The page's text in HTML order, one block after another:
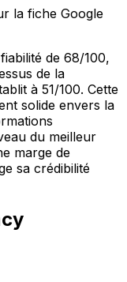
la fiche Google
de 68/100,
de la
à 51/100. Cette
solide envers la
du meilleur
marge de
sa crédibilité